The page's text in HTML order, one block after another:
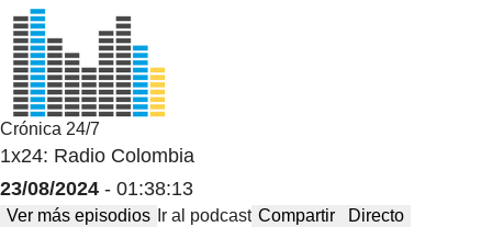
Crónica 24/7
1x24: Radio Colombia
23/08/2024 - 01:38:13
Ver más episodios Ir al podcast Compartir Directo